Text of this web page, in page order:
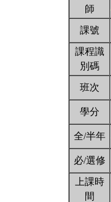
師
課號
課程識
別碼
班次
學分
全/半年
必/選修
上課時
間